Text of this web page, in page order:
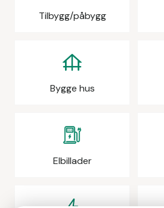
Tilbygg/påbygg
Bygge hus
Elbillader